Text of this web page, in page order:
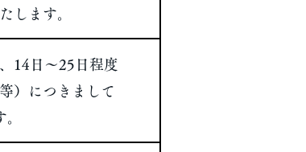
します。
14日～25日程度
）につきまして